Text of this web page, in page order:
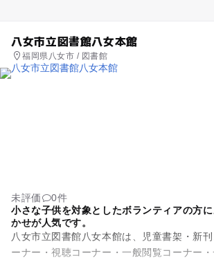
八女市立図書館八女本館
福岡県八女市 / 図書館
未評価
0件
小さな子供を対象としたボランティアの方
かせが人気です。
八女市立図書館八女本館は、児童書架・新
ーナー・視聴コーナー・一般閲覧コーナー